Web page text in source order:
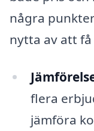
några
nytta av att
flera
jämföra